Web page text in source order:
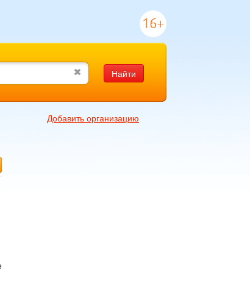
16+
Найти
Добавить организацию